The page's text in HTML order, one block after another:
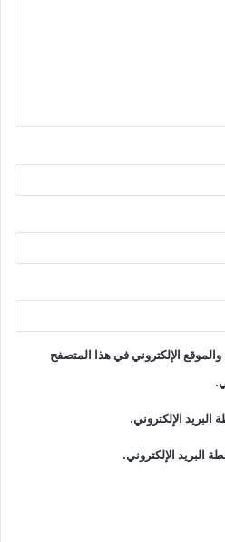
الإلكتروني في هذا المتصفح
البريد الإلكتروني.
البريد الإلكتروني.